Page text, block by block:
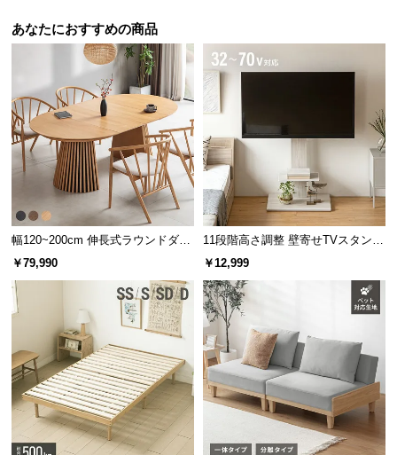
あなたにおすすめの商品
幅120~200cm 伸長式ラウンドダイ
ニングテーブル 6人掛け 天然木突
￥79,990
11段階高さ調整 壁寄せTVスタンド
キャスター付き 上下左右角度調節
￥12,999